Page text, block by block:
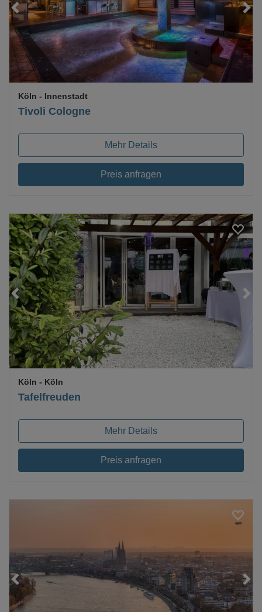
Loading...
Tivoli Cologne
Köln - Innenstadt
Mehr Details
Preis anfragen
Loading...
Tafelfreuden
Köln - Köln
Mehr Details
Preis anfragen
Loading...